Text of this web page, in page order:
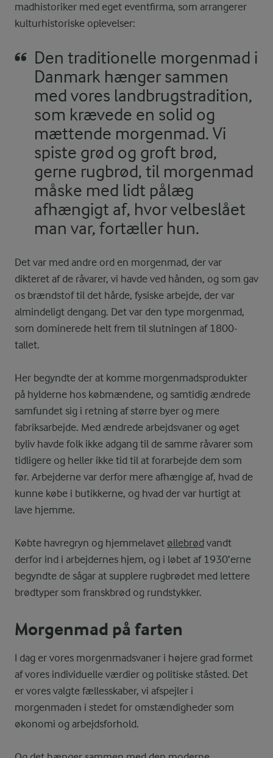
madhistoriker med eget eventfirma, som arrangerer
kulturhistoriske oplevelser:
Den traditionelle morgenmad i
Danmark hænger sammen
med vores landbrugstradition,
som krævede en solid og
mættende morgenmad. Vi
spiste grød og groft brød,
gerne rugbrød, til morgenmad
måske med lidt pålæg
afhængigt af, hvor velbeslået
man var, fortæller hun.
Det var med andre ord en morgenmad, der var
dikteret af de råvarer, vi havde ved hånden, og som gav
os brændstof til det hårde, fysiske arbejde, der var
almindeligt dengang. Det var den type morgenmad,
som dominerede helt frem til slutningen af 1800-
tallet.
Her begyndte der at komme morgenmadsprodukter
på hylderne hos købmændene, og samtidig ændrede
samfundet sig i retning af større byer og mere
fabriksarbejde. Med ændrede arbejdsvaner og øget
byliv havde folk ikke adgang til de samme råvarer som
tidligere og heller ikke tid til at forarbejde dem som
før. Arbejderne var derfor mere afhængige af, hvad de
kunne købe i butikkerne, og hvad der var hurtigt at
lave hjemme.
Købte havregryn og hjemmelavet øllebrød vandt
derfor ind i arbejdernes hjem, og i løbet af 1930’erne
begyndte de sågar at supplere rugbrødet med lettere
brødtyper som franskbrød og rundstykker.
Morgenmad på farten
I dag er vores morgenmadsvaner i højere grad formet
af vores individuelle værdier og politiske ståsted. Det
er vores valgte fællesskaber, vi afspejler i
morgenmaden i stedet for omstændigheder som
økonomi og arbejdsforhold.